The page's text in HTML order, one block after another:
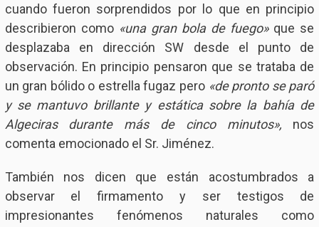
cuando fueron sorprendidos por lo que en principio
describieron como «una gran bola de fuego»que se
desplazaba en dirección SW desde el punto de
observación. En principio pensaron que se trataba de
un gran bólido o estrella fugaz pero «de pronto se paró
y se mantuvo brillante y estática sobre la bahía de
Algeciras durante más de cinco minutos», nos
comenta emocionado el Sr. Jiménez.
También nos dicen que están acostumbrados a
observar el firmamento y ser testigos de
impresionantes fenómenos naturales como